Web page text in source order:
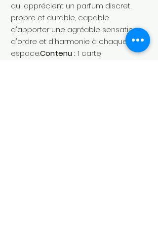
qui apprécient un parfum discret,
propre et durable, capable
d'apporter une agréable sensation
d'ordre et d'harmonie à chaque
espace.Contenu :1 carte